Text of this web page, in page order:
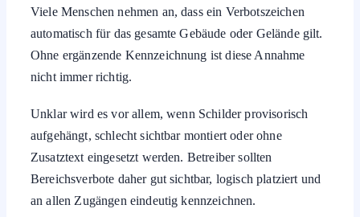
Viele Menschen nehmen an, dass ein Verbotszeichen
automatisch für das gesamte Gebäude oder Gelände gilt.
Ohne ergänzende Kennzeichnung ist diese Annahme
nicht immer richtig.
Unklar wird es vor allem, wenn Schilder provisorisch
aufgehängt, schlecht sichtbar montiert oder ohne
Zusatztext eingesetzt werden. Betreiber sollten
Bereichsverbote daher gut sichtbar, logisch platziert und
an allen Zugängen eindeutig kennzeichnen.